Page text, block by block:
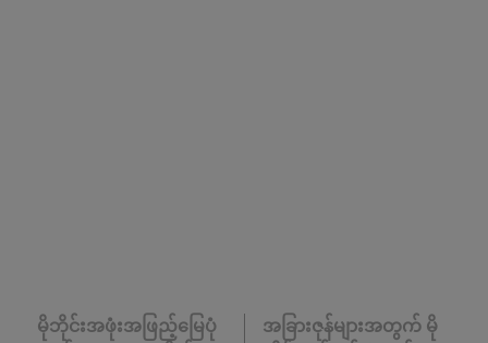
မိုဘိုင်းအဖုံးအဖြည့်မြေပုံ
အခြားဇုန်များအတွက် မို